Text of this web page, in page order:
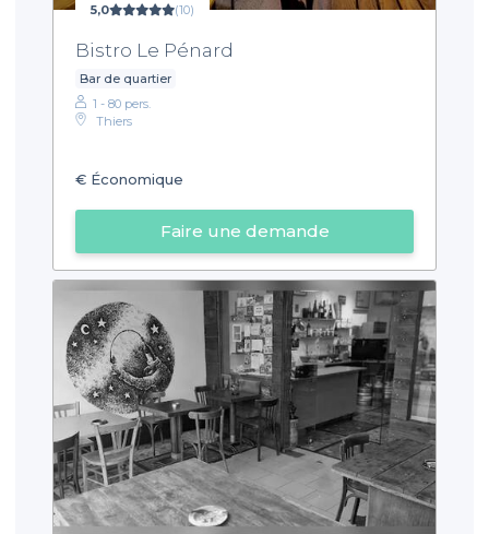
5,0 (10)
Bistro Le Pénard
Bar de quartier
1 - 80 pers.
Thiers
€ Économique
Faire une demande